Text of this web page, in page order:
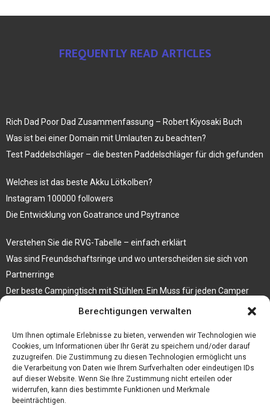
Berechtigungen verwalten
Um Ihnen optimale Erlebnisse zu bieten, verwenden wir Technologien wie
Cookies, um Informationen über Ihr Gerät zu speichern und/oder darauf
zuzugreifen. Die Zustimmung zu diesen Technologien ermöglicht uns
die Verarbeitung von Daten wie Ihrem Surfverhalten oder eindeutigen IDs
auf dieser Website. Wenn Sie Ihre Zustimmung nicht erteilen oder
widerrufen, kann dies bestimmte Funktionen und Merkmale
beeinträchtigen.
FREQUENTLY READ ARTICLES
Rich Dad Poor Dad Zusammenfassung – Robert Kiyosaki Buch
Was ist bei einer Domain mit Umlauten zu beachten?
Test Paddelschläger – die besten Paddelschläger für dich gefunden
Welches ist das beste Akku Lötkolben?
Instagram 100000 followers
Die Entwicklung von Goatrance und Psytrance
Verstehen Sie die RVG-Tabelle – einfach erklärt
Was sind Freundschaftsringe und wo unterscheiden sie sich von
Partnerringe
Der beste Campingtisch mit Stühlen: Ein Muss für jeden Camper
Die Küche als Platz der Gemeinschaft
Elektrokamin Bestseller – die besten Stücke für Ihr Zuhause